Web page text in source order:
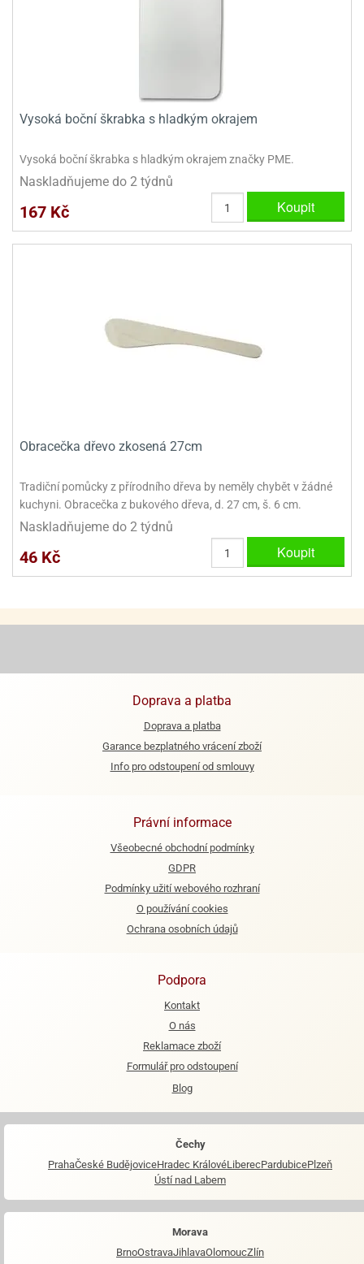
Vysoká boční škrabka s hladkým okrajem
Vysoká boční škrabka s hladkým okrajem značky PME.
Naskladňujeme do 2 týdnů
167 Kč Koupit
Obracečka dřevo zkosená 27cm
Tradiční pomůcky z přírodního dřeva by neměly chybět v žádné
kuchyni. Obracečka z bukového dřeva, d. 27 cm, š. 6 cm.
Naskladňujeme do 2 týdnů
46 Kč Koupit
Doprava a platba
Doprava a platba
Garance bezplatného vrácení zboží
Info pro odstoupení od smlouvy
Právní informace
Všeobecné obchodní podmínky
GDPR
Podmínky užití webového rozhraní
O používání cookies
Ochrana osobních údajů
Podpora
Kontakt
O nás
Reklamace zboží
Formulář pro odstoupení
Blog
Čechy
PrahaČeské BudějoviceHradec KrálovéLiberecPardubicePlzeň
Ústí nad Labem
Morava
BrnoOstravaJihlavaOlomoucZlín